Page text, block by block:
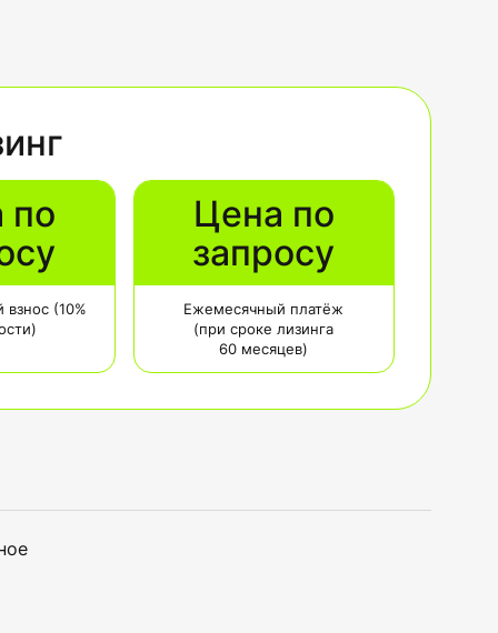
по
(10%
Цена по
запросу
Ежемесячный платёж
(при сроке лизинга
60 месяцев)